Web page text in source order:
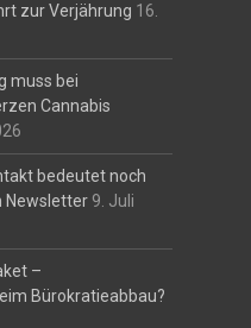
zur Verjährung 16.
muss bei
Cannabis
bedeutet noch
Newsletter 9. Juli
–
Bürokratieabbau?